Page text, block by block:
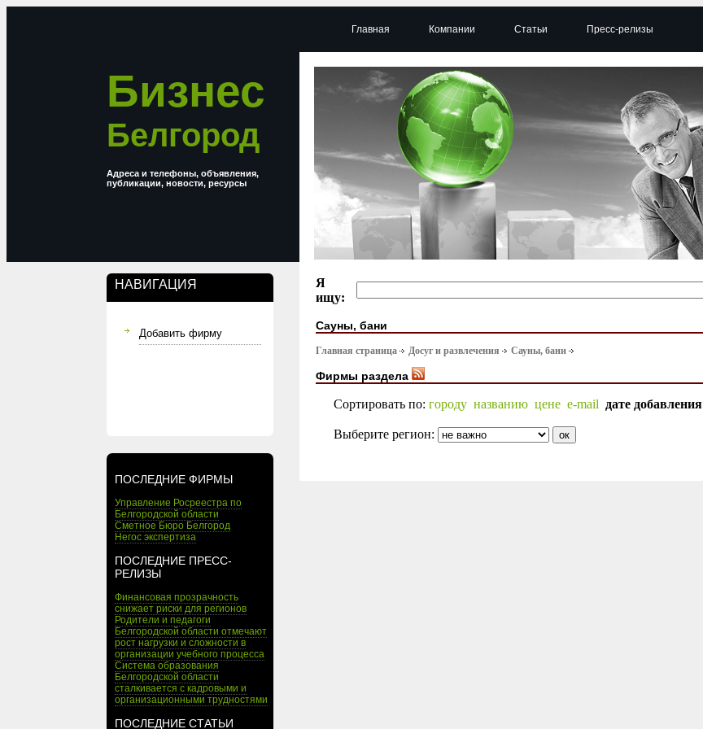
Бизнес
Белгород
Адреса и телефоны, объявления,
публикации, новости, ресурсы
НАВИГАЦИЯ
Добавить фирму
ПОСЛЕДНИЕ ФИРМЫ
Управление Росреестра по
Белгородской области
Сметное Бюро Белгород
Негос экспертиза
ПОСЛЕДНИЕ ПРЕСС-
РЕЛИЗЫ
Финансовая прозрачность
снижает риски для регионов
Родители и педагоги
Белгородской области отмечают
рост нагрузки и сложности в
организации учебного процесса
Система образования
Белгородской области
сталкивается с кадровыми и
организационными трудностями
ПОСЛЕДНИЕ СТАТЬИ
Главная Компании Статьи Пресс-релизы
Я
ищу:
Сауны, бани
Главная страница Досуг и развлечения Сауны, бани
Фирмы раздела
Сортировать по: городу названию цене e-mail дате добавления
Выберите регион: